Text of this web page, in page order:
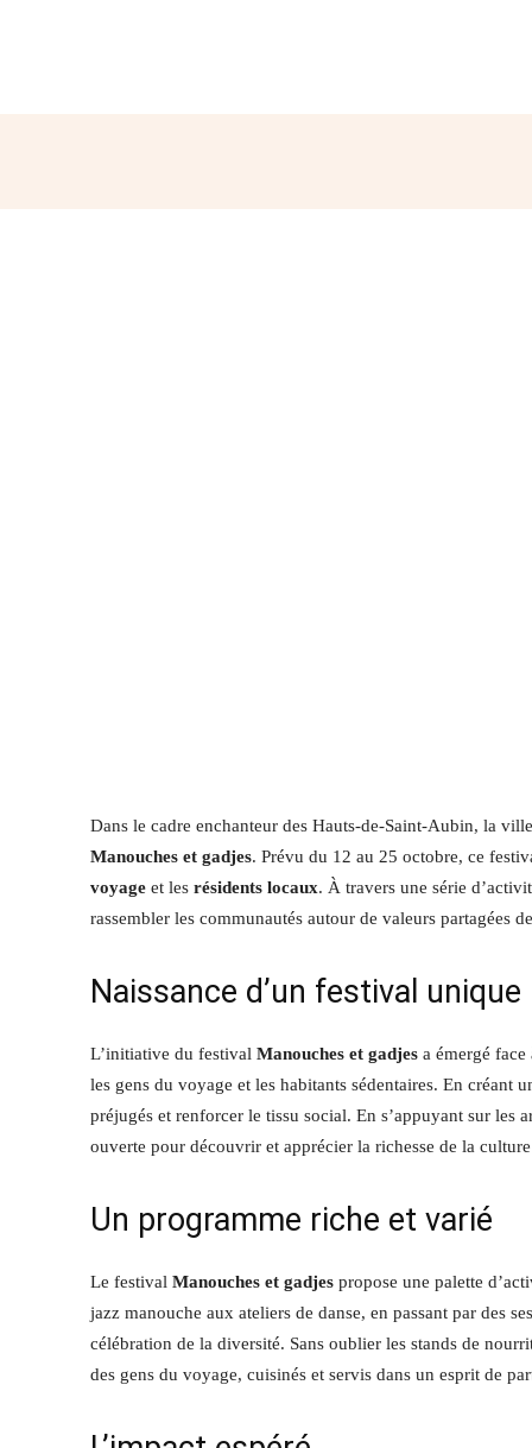
Dans le cadre enchanteur des Hauts-de-Saint-Aubin, la
Manouches et gadjes. Prévu du 12 au 25 octobre, ce
voyage et les résidents locaux. À travers une série
rassembler les communautés autour de valeurs partagées
Naissance d’un festival unique
L’initiative du festival Manouches et gadjes a émergé
les gens du voyage et les habitants sédentaires. En créant
préjugés et renforcer le tissu social. En s’appuyant sur
ouverte pour découvrir et apprécier la richesse de la
Un programme riche et varié
Le festival Manouches et gadjes propose une palette
jazz manouche aux ateliers de danse, en passant par des
célébration de la diversité. Sans oublier les stands de
des gens du voyage, cuisinés et servis dans un esprit de